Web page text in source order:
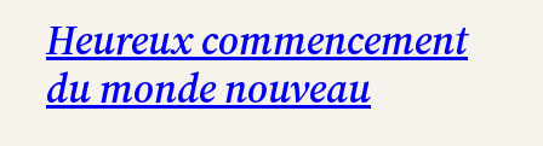
Heureux commencement
du monde nouveau